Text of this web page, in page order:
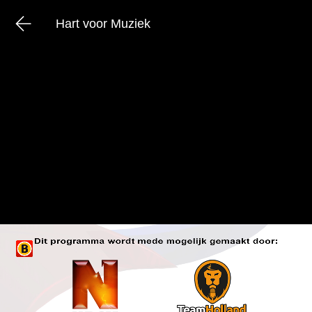
Hart voor Muziek